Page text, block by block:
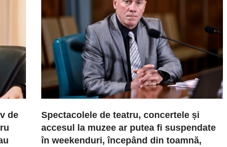
de
Spectacolele de teatru, concertele și
accesul la muzee ar putea fi suspendate
în weekenduri, începând din toamnă,